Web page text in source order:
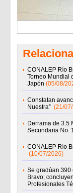
CONALEP Río
Torneo Mundial
Japón (05/08/
Constatan
Nuestra” (21/
Derrama de 3.5
Secundaria No.
CONALEP Río
(10/07/2026)
Se gradúan 390
Bravo;
Profesionales